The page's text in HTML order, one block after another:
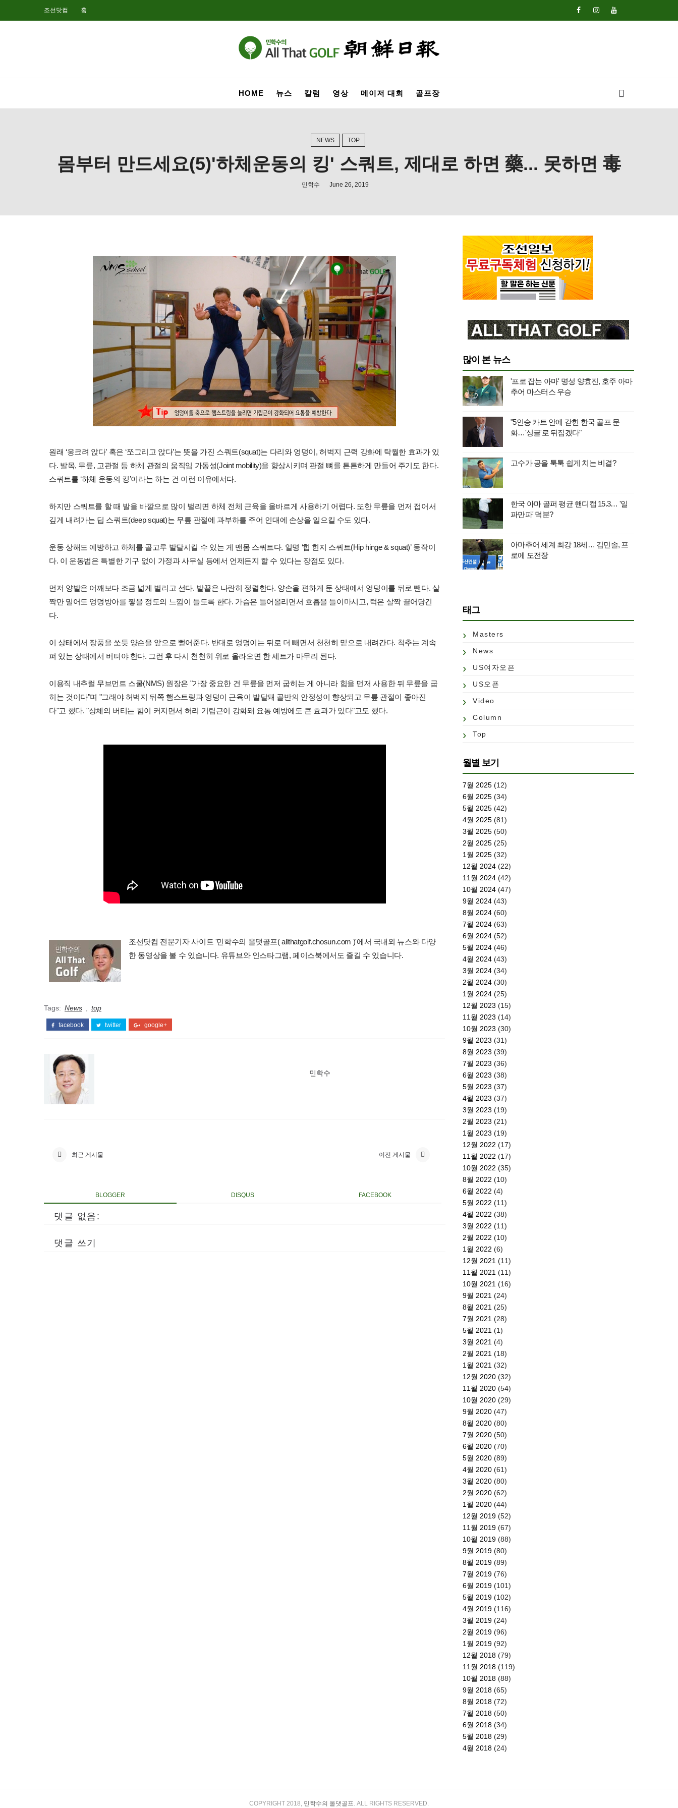
조선닷컴 홈
HOME 뉴스 칼럼 영상 메이저 대회 골프장
NEWS TOP
몸부터 만드세요(5)'하체운동의 킹' 스쿼트, 제대로 하면 藥... 못하면 毒
민학수 June 26, 2019
원래 ‘웅크려 앉다’ 혹은 ‘쪼그리고 앉다’는 뜻을 가진 스쿼트(squat)는 다리와 엉덩이, 허벅지 근력 강화에 탁월한 효과가 있
다. 발목, 무릎, 고관절 등 하체 관절의 움직임 가동성(Joint mobility)을 향상시키며 관절 뼈를 튼튼하게 만들어 주기도 한다.
스쿼트를 ‘하체 운동의 킹’이라는 하는 건 이런 이유에서다.
하지만 스쿼트를 할 때 발을 바깥으로 많이 벌리면 하체 전체 근육을 올바르게 사용하기 어렵다. 또한 무릎을 먼저 접어서
깊게 내려가는 딥 스쿼트(deep squat)는 무릎 관절에 과부하를 주어 인대에 손상을 일으킬 수도 있다.
운동 상해도 예방하고 하체를 골고루 발달시킬 수 있는 게 맨몸 스쿼트다. 일명 ‘힙 힌지 스쿼트(Hip hinge & squat)’ 동작이
다. 이 운동법은 특별한 기구 없이 가정과 사무실 등에서 언제든지 할 수 있다는 장점도 있다.
먼저 양발은 어깨보다 조금 넓게 벌리고 선다. 발끝은 나란히 정렬한다. 양손을 편하게 둔 상태에서 엉덩이를 뒤로 뺀다. 살
짝만 밀어도 엉덩방아를 찧을 정도의 느낌이 들도록 한다. 가슴은 들어올리면서 호흡을 들이마시고, 턱은 살짝 끌어당긴
다.
이 상태에서 장풍을 쏘듯 양손을 앞으로 뻗어준다. 반대로 엉덩이는 뒤로 더 빼면서 천천히 밑으로 내려간다. 척추는 계속
펴 있는 상태에서 버텨야 한다. 그런 후 다시 천천히 위로 올라오면 한 세트가 마무리 된다.
이용직 내추럴 무브먼트 스쿨(NMS) 원장은 "가장 중요한 건 무릎을 먼저 굽히는 게 아니라 힙을 먼저 사용한 뒤 무릎을 굽
히는 것이다"며 "그래야 허벅지 뒤쪽 햄스트링과 엉덩이 근육이 발달돼 골반의 안정성이 향상되고 무릎 관절이 좋아진
다"고 했다. "상체의 버티는 힘이 커지면서 허리 기립근이 강화돼 요통 예방에도 큰 효과가 있다"고도 했다.
조선닷컴 전문기자 사이트 '민학수의 올댓골프( allthatgolf.chosun.com )'에서 국내외 뉴스와 다양
한 동영상을 볼 수 있습니다. 유튜브와 인스타그램, 페이스북에서도 즐길 수 있습니다.
Tags: News top
facebook twitter google+
민학수
최근 게시물 이전 게시물
BLOGGER DISQUS FACEBOOK
댓글 없음:
댓글 쓰기
많이 본 뉴스
'프로 잡는 아마' 명성 양효진, 호주 아마
추어 마스터스 우승
"5인승 카트 안에 갇힌 한국 골프 문
화…'싱글'로 뒤집겠다"
고수가 공을 툭툭 쉽게 치는 비결?
한국 아마 골퍼 평균 핸디캡 15.3… '일
파만파' 덕분?
아마추어 세계 최강 18세… 김민솔, 프
로에 도전장
태그
Masters
News
US여자오픈
US오픈
Video
Column
Top
월별 보기
7월 2025 (12)
6월 2025 (34)
5월 2025 (42)
4월 2025 (81)
3월 2025 (50)
2월 2025 (25)
1월 2025 (32)
12월 2024 (22)
11월 2024 (42)
10월 2024 (47)
9월 2024 (43)
8월 2024 (60)
7월 2024 (63)
6월 2024 (52)
5월 2024 (46)
4월 2024 (43)
3월 2024 (34)
2월 2024 (30)
1월 2024 (25)
12월 2023 (15)
11월 2023 (14)
10월 2023 (30)
9월 2023 (31)
8월 2023 (39)
7월 2023 (36)
6월 2023 (38)
5월 2023 (37)
4월 2023 (37)
3월 2023 (19)
2월 2023 (21)
1월 2023 (19)
12월 2022 (17)
11월 2022 (17)
10월 2022 (35)
8월 2022 (10)
6월 2022 (4)
5월 2022 (11)
4월 2022 (38)
3월 2022 (11)
2월 2022 (10)
1월 2022 (6)
12월 2021 (11)
11월 2021 (11)
10월 2021 (16)
9월 2021 (24)
8월 2021 (25)
7월 2021 (28)
5월 2021 (1)
3월 2021 (4)
2월 2021 (18)
1월 2021 (32)
12월 2020 (32)
11월 2020 (54)
10월 2020 (29)
9월 2020 (47)
8월 2020 (80)
7월 2020 (50)
6월 2020 (70)
5월 2020 (89)
4월 2020 (61)
3월 2020 (80)
2월 2020 (62)
1월 2020 (44)
12월 2019 (52)
11월 2019 (67)
10월 2019 (88)
9월 2019 (80)
8월 2019 (89)
7월 2019 (76)
6월 2019 (101)
5월 2019 (102)
4월 2019 (116)
3월 2019 (24)
2월 2019 (96)
1월 2019 (92)
12월 2018 (79)
11월 2018 (119)
10월 2018 (88)
9월 2018 (65)
8월 2018 (72)
7월 2018 (50)
6월 2018 (34)
5월 2018 (29)
4월 2018 (24)
COPYRIGHT 2018, 민학수의 올댓골프. ALL RIGHTS RESERVED.